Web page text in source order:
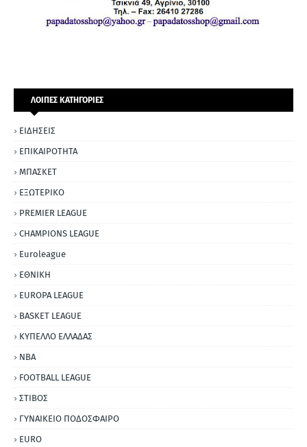
ΛΟΙΠΕΣ ΚΑΤΗΓΟΡΙΕΣ
ΕΙΔΗΣΕΙΣ
ΕΠΙΚΑΙΡΟΤΗΤΑ
ΜΠΑΣΚΕΤ
ΕΞΩΤΕΡΙΚΟ
PREMIER LEAGUE
CHAMPIONS LEAGUE
Euroleague
ΕΘΝΙΚΗ
EUROPA LEAGUE
BASKET LEAGUE
ΚΥΠΕΛΛΟ ΕΛΛΑΔΑΣ
NBA
FOOTBALL LEAGUE
ΣΤΙΒΟΣ
ΓΥΝΑΙΚΕΙΟ ΠΟΔΟΣΦΑΙΡΟ
EURO